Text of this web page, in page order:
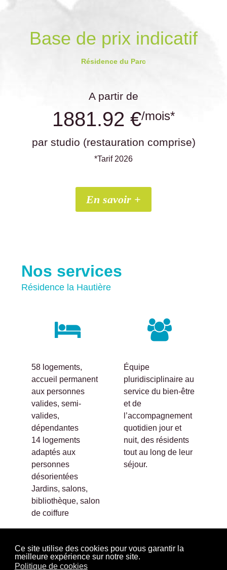
Ce site utilise des cookies pour vous garantir la
meilleure expérience sur notre site.
Politique de cookies
Base de prix indicatif
Résidence du Parc
A partir de
1881.92 €/mois*
par studio (restauration comprise)
*Tarif 2026
En savoir +
Nos services
Résidence la Hautière
58 logements,
accueil permanent
aux personnes
valides, semi-
valides,
dépendantes
14 logements
adaptés aux
personnes
désorientées
Jardins, salons,
bibliothèque, salon
de coiffure
Équipe
pluridisciplinaire au
service du bien-être
et de
l’accompagnement
quotidien jour et
nuit, des résidents
tout au long de leur
séjour.